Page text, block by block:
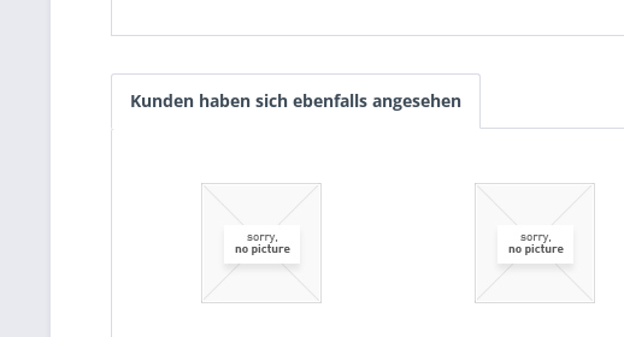
Kunden haben sich ebenfalls angesehen